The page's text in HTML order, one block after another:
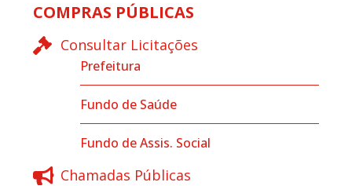
COMPRAS PÚBLICAS
Consultar Licitações
Prefeitura
Fundo de Saúde
Fundo de Assis. Social
Chamadas Públicas